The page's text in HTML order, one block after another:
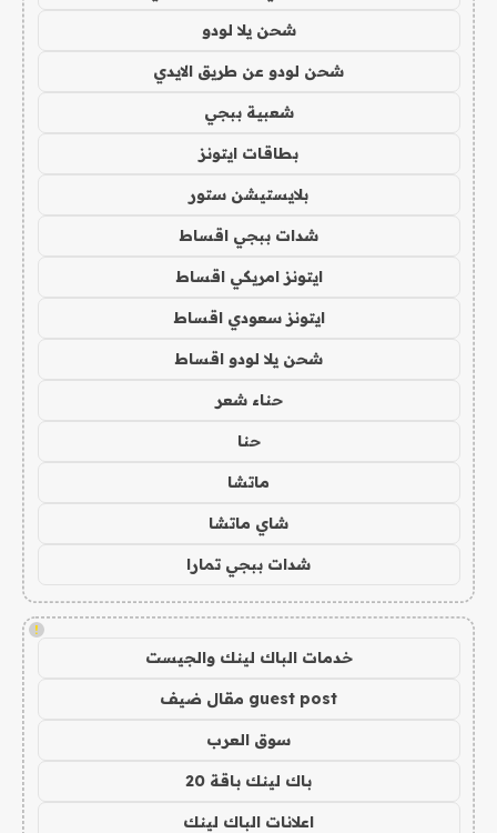
شحن يلا لودو
شحن لودو عن طريق الايدي
شعبية ببجي
بطاقات ايتونز
بلايستيشن ستور
شدات ببجي اقساط
ايتونز امريكي اقساط
ايتونز سعودي اقساط
شحن يلا لودو اقساط
حناء شعر
حنا
ماتشا
شاي ماتشا
شدات ببجي تمارا
!
خدمات الباك لينك والجيست
guest post مقال ضيف
سوق العرب
باك لينك باقة 20
اعلانات الباك لينك